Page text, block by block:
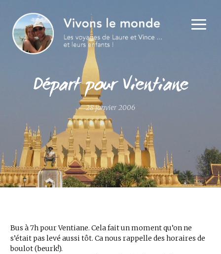
Départ pour Vientiane
28 janvier 2006
Bus à 7h pour Ventiane. Cela fait un moment qu’on ne
s’était pas levé aussi tôt. Ca nous rappelle des horaires de
boulot (beurk!).